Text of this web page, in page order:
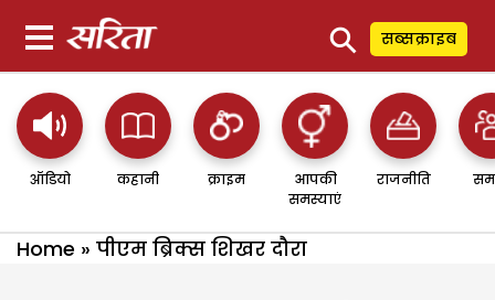
⚲ सब्सक्राइब
ऑडियो कहानी क्राइम
आपकी
समस्याएं
राजनीति
Home » पीएम ब्रिक्स शिखर दौरा